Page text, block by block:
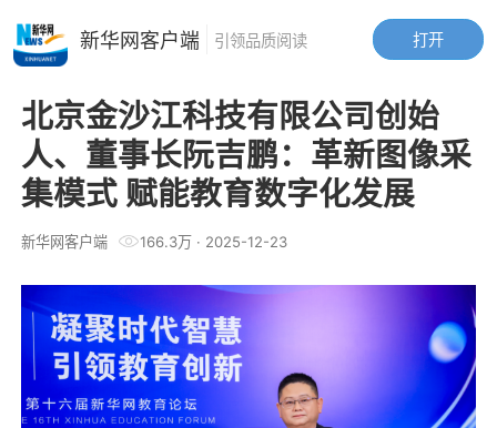
北京金沙江科技有限公司创始
人、董事长阮吉鹏：革新图像采
集模式 赋能教育数字化发展
新华网客户端 166.3万· 2025-12-23
打开
新华网客户端 引领品质阅读